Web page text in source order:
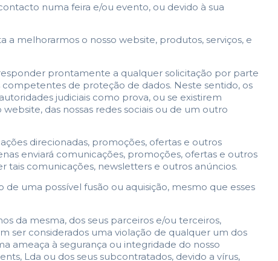
numa feira e/ou evento, ou devido à sua
a melhorarmos o nosso website, produtos, serviços, e
prontamente a qualquer solicitação por parte
de proteção de dados. Neste sentido, os
judiciais como prova, ou se existirem
das nossas redes sociais ou de um outro
direcionadas, promoções, ofertas e outros
enviará comunicações, promoções, ofertas e outros
comunicações, newsletters e outros anúncios.
uma possível fusão ou aquisição, mesmo que esses
da mesma, dos seus parceiros e/ou terceiros,
ser considerados uma violação de qualquer um dos
ameaça à segurança ou integridade do nosso
Lda ou dos seus subcontratados, devido a vírus,